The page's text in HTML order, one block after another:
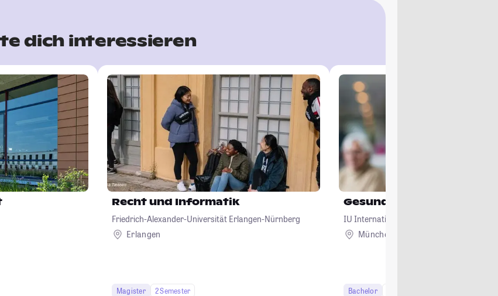
dich interessieren
Recht und Informatik
Friedrich-Alexander-Universität Erlangen-Nürnberg
Erlangen
Magister
2 Semester
Gesundheitsmanagement
IU Internationale Hochschule
München + 2
Bachelor